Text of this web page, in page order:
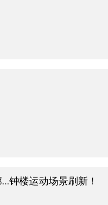
钟楼运动场景刷新！